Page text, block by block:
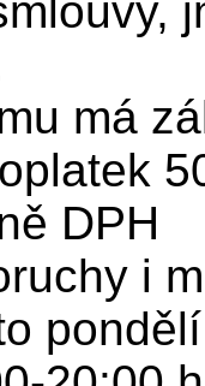
má
DPH
i